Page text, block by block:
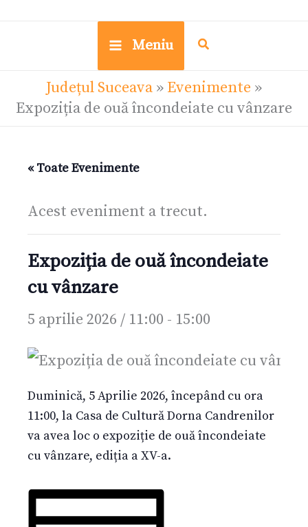
Meniu
Județul Suceava » Evenimente »
Expoziția de ouă încondeiate cu vânzare
« Toate Evenimente
Acest eveniment a trecut.
Expoziția de ouă încondeiate
cu vânzare
5 aprilie 2026 / 11:00 - 15:00
Duminică, 5 Aprilie 2026, începând cu ora
11:00, la Casa de Cultură Dorna Candrenilor
va avea loc o expoziție de ouă încondeiate
cu vânzare, ediția a XV-a.